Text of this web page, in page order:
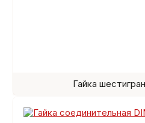
Гайка